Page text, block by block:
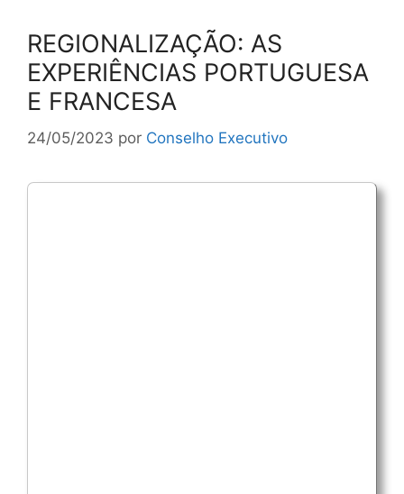
REGIONALIZAÇÃO: AS
EXPERIÊNCIAS PORTUGUESA
E FRANCESA
24/05/2023 por Conselho Executivo